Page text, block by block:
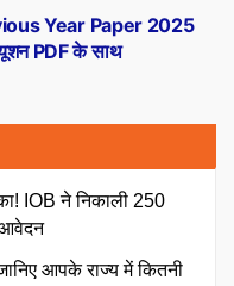
Year Paper 2025
PDF के साथ
IOB ने निकाली 250
आवेदन
आपके राज्य में कितनी